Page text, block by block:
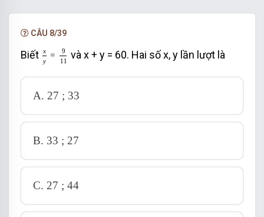
CÂU 8/39
Biết
x
y
=
9
11
x 9 11
và x + y = 60. Hai số x, y lần lượt là
A. 27 ; 33
B. 33 ; 27
C. 27 ; 44